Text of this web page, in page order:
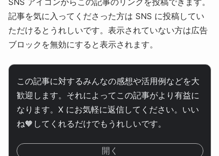
記事を気に入ってくださった方は SNS に投稿してい
ただけるとうれしいです。表示されていない方は広告
ブロックを無効にすると表示されます。
この記事に対するみんなの感想や活用例などを大
歓迎します。それによってこの記事がより有益に
なります。X にお気軽に返信してください。いい
ね🧡してくれるだけでもうれしいです。
開く